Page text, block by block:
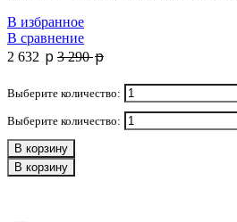
В избранное
В сравнение
2 632 p 3 290 p
Выберите количество:
Выберите количество:
В корзину
В корзину